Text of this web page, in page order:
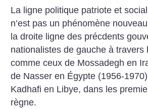
La ligne politique patriote et
n’est pas un phénomène
la droite ligne des précdents
nationalistes de gauche à travers
comme ceux de Mossadegh en
de Nasser en Égypte (1956-
Kadhafi en Libye, dans les
règne.